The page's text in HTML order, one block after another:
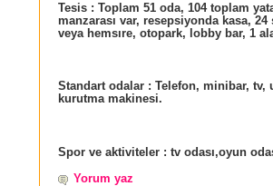
Tesis : Toplam 51 oda, 104 toplam
manzarası var, resepsiyonda kasa,
veya hemsıre, otopark, lobby bar, 1
Standart odalar : Telefon, minibar, tv,
kurutma makinesi.
Spor ve aktiviteler : tv odası,oyun
Yorum yaz